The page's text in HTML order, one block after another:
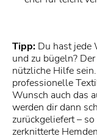
Tipp: Du hast jede
und zu bügeln? Der
nützliche Hilfe
professionelle
Wunsch auch das
werden dir dann
zurückgeliefert –
zerknitterte